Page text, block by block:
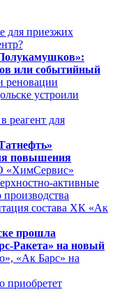
или событийный
реновации
устроили
повышения
«ХимСервис»
активные
производства
прошла
Ракета» на новый
«Ак Барс» на